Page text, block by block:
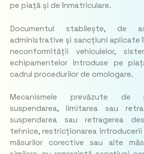
pe piață și de înmatriculare.
Documentul stabilește, de
administrative și sancțiuni aplicate
neconformității vehiculelor,
echipamentelor introduse pe
cadrul procedurilor de omologare.
Mecanismele prevăzute de
suspendarea, limitarea sau
suspendarea sau retragerea
tehnice, restricționarea introducerii
măsurilor corective sau alte